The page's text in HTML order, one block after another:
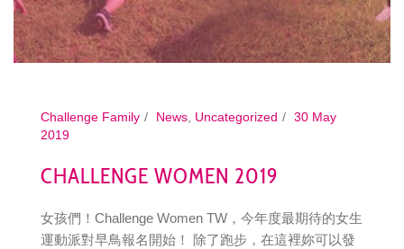
Challenge Family News Uncategorized
30 May
2019
CHALLENGE WOMEN 2019
女孩們！Challenge Women TW，今年度最期待的女生
運動派對早鳥報名開始！ 除了跑步，在這裡妳可以發